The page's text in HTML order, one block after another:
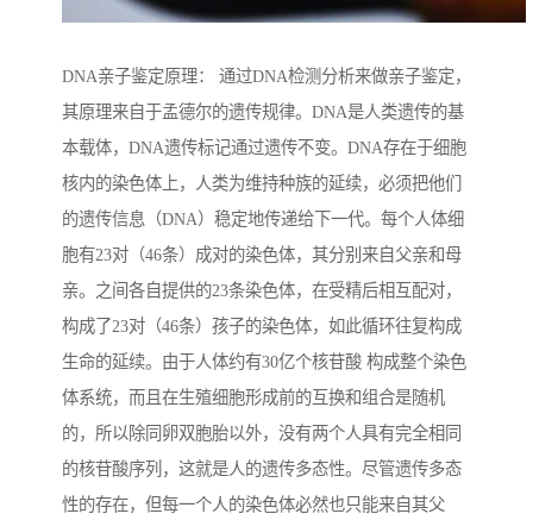
DNA亲子鉴定原理： 通过DNA检测分析来做亲子鉴定，
其原理来自于孟德尔的遗传规律。DNA是人类遗传的基
本载体，DNA遗传标记通过遗传不变。DNA存在于细胞
核内的染色体上，人类为维持种族的延续，必须把他们
的遗传信息（DNA）稳定地传递给下一代。每个人体细
胞有23对（46条）成对的染色体，其分别来自父亲和母
亲。之间各自提供的23条染色体，在受精后相互配对，
构成了23对（46条）孩子的染色体，如此循环往复构成
生命的延续。由于人体约有30亿个核苷酸 构成整个染色
体系统，而且在生殖细胞形成前的互换和组合是随机
的，所以除同卵双胞胎以外，没有两个人具有完全相同
的核苷酸序列，这就是人的遗传多态性。尽管遗传多态
性的存在，但每一个人的染色体必然也只能来自其父